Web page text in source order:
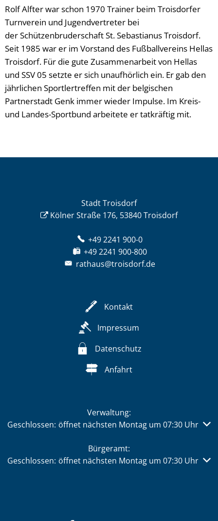
Rolf Alfter war schon 1970 Trainer beim Troisdorfer
Turnverein und Jugendvertreter bei
der Schützenbruderschaft St. Sebastianus Troisdorf.
Seit 1985 war er im Vorstand des Fußballvereins Hellas
Troisdorf. Für die gute Zusammenarbeit von Hellas
und SSV 05 setzte er sich unaufhörlich ein. Er gab den
jährlichen Sportlertreffen mit der belgischen
Partnerstadt Genk immer wieder Impulse. Im Kreis-
und Landes-Sportbund arbeitete er tatkräftig mit.
Stadt Troisdorf
Kölner Straße 176, 53840 Troisdorf
+49 2241 900-0
+49 2241 900-800
rathaus@troisdorf.de
Kontakt
Impressum
Datenschutz
Anfahrt
Verwaltung:
Klicken, um weitere Öffnungs- oder Schließzeiten
Geschlossen: öffnet nächsten Montag um 07:30 Uhr
Bürgeramt:
Klicken, um weitere Öffnungs- oder Schließzeiten
Geschlossen: öffnet nächsten Montag um 07:30 Uhr